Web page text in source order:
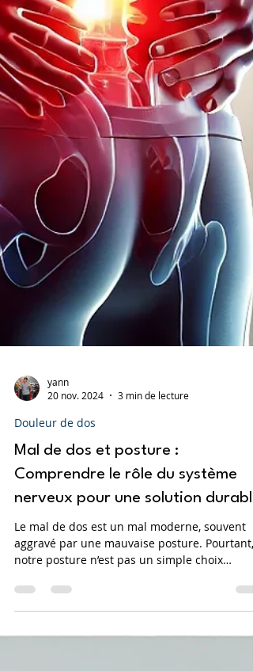
yann
Douleur de dos
Mal de dos et posture :
Comprendre le rôle du système
nerveux pour une solution durable
Le mal de dos est un mal moderne, souvent
aggravé par une mauvaise posture. Pourtant,